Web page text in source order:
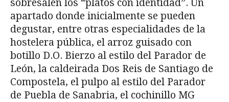
sobresalen los “platos con identidad”. Un
apartado donde inicialmente se pueden
degustar, entre otras especialidades de la
hostelera pública, el arroz guisado con
botillo D.O. Bierzo al estilo del Parador de
León, la caldeirada Dos Reis de Santiago de
Compostela, el pulpo al estilo del Parador
de Puebla de Sanabria, el cochinillo MG